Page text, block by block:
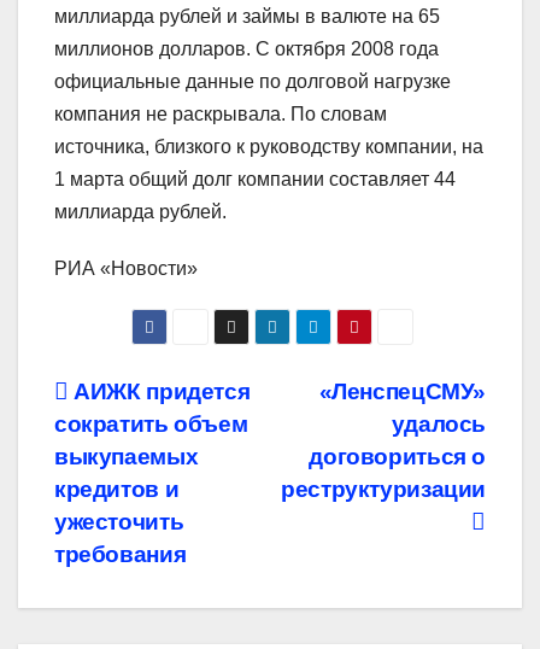
миллиарда рублей и займы в валюте на 65
миллионов долларов. С октября 2008 года
официальные данные по долговой нагрузке
компания не раскрывала. По словам
источника, близкого к руководству компании, на
1 марта общий долг компании составляет 44
миллиарда рублей.
РИА «Новости»
Навигация
по
записям
«ЛенспецСМУ»
удалось
договориться о
реструктуризации
АИЖК придется
сократить объем
выкупаемых
кредитов и
ужесточить
требования